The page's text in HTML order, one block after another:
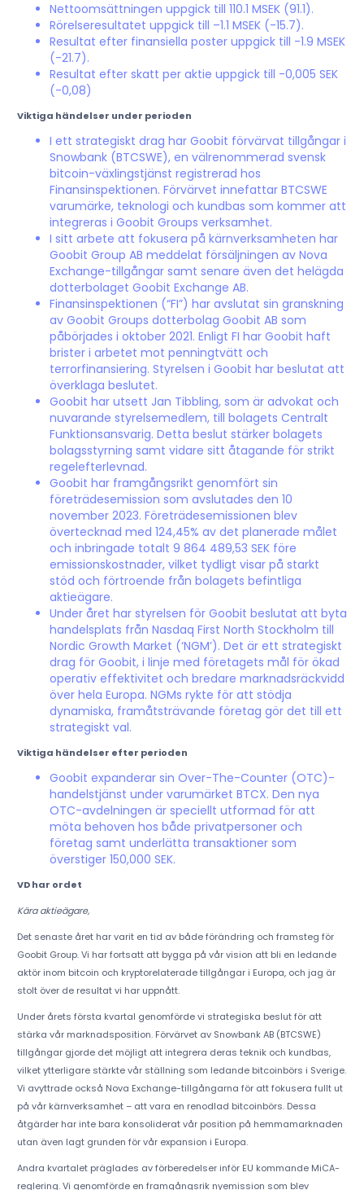
Nettoomsättningen uppgick till 110.1 MSEK (91.1).
Rörelseresultatet uppgick till –1.1 MSEK (-15.7).
Resultat efter finansiella poster uppgick till -1.9 MSEK
(-21.7).
Resultat efter skatt per aktie uppgick till -0,005 SEK
(-0,08)
Viktiga händelser under perioden
I ett strategiskt drag har Goobit förvärvat tillgångar i
Snowbank (BTCSWE), en välrenommerad svensk
bitcoin-växlingstjänst registrerad hos
Finansinspektionen. Förvärvet innefattar BTCSWE
varumärke, teknologi och kundbas som kommer att
integreras i Goobit Groups verksamhet.
I sitt arbete att fokusera på kärnverksamheten har
Goobit Group AB meddelat försäljningen av Nova
Exchange-tillgångar samt senare även det helägda
dotterbolaget Goobit Exchange AB.
Finansinspektionen (“FI”) har avslutat sin granskning
av Goobit Groups dotterbolag Goobit AB som
påbörjades i oktober 2021. Enligt FI har Goobit haft
brister i arbetet mot penningtvätt och
terrorfinansiering. Styrelsen i Goobit har beslutat att
överklaga beslutet.
Goobit har utsett Jan Tibbling, som är advokat och
nuvarande styrelsemedlem, till bolagets Centralt
Funktionsansvarig. Detta beslut stärker bolagets
bolagsstyrning samt vidare sitt åtagande för strikt
regelefterlevnad.
Goobit har framgångsrikt genomfört sin
företrädesemission som avslutades den 10
november 2023. Företrädesemissionen blev
övertecknad med 124,45% av det planerade målet
och inbringade totalt 9 864 489,53 SEK före
emissionskostnader, vilket tydligt visar på starkt
stöd och förtroende från bolagets befintliga
aktieägare.
Under året har styrelsen för Goobit beslutat att byta
handelsplats från Nasdaq First North Stockholm till
Nordic Growth Market (‘NGM’). Det är ett strategiskt
drag för Goobit, i linje med företagets mål för ökad
operativ effektivitet och bredare marknadsräckvidd
över hela Europa. NGMs rykte för att stödja
dynamiska, framåtsträvande företag gör det till ett
strategiskt val.
Viktiga händelser efter perioden
Goobit expanderar sin Over-The-Counter (OTC)-
handelstjänst under varumärket BTCX. Den nya
OTC-avdelningen är speciellt utformad för att
möta behoven hos både privatpersoner och
företag samt underlätta transaktioner som
överstiger 150,000 SEK.
VD har ordet
Kära aktieägare,
Det senaste året har varit en tid av både förändring och framsteg för
Goobit Group. Vi har fortsatt att bygga på vår vision att bli en ledande
aktör inom bitcoin och kryptorelaterade tillgångar i Europa, och jag är
stolt över de resultat vi har uppnått.
Under årets första kvartal genomförde vi strategiska beslut för att
stärka vår marknadsposition. Förvärvet av Snowbank AB (BTCSWE)
tillgångar gjorde det möjligt att integrera deras teknik och kundbas,
vilket ytterligare stärkte vår ställning som ledande bitcoinbörs i Sverige.
Vi avyttrade också Nova Exchange-tillgångarna för att fokusera fullt ut
på vår kärnverksamhet – att vara en renodlad bitcoinbörs. Dessa
åtgärder har inte bara konsoliderat vår position på hemmamarknaden
utan även lagt grunden för vår expansion i Europa.
Andra kvartalet präglades av förberedelser inför EU kommande MiCA-
reglering. Vi genomförde en framgångsrik nyemission som blev